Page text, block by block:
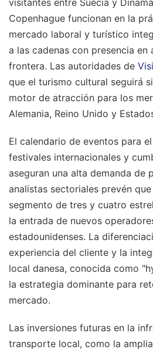
visitantes entre Suecia y
Copenhague funcionan en la
mercado laboral y turístico
a las cadenas con presencia en
frontera. Las autoridades de
que el turismo cultural seguirá
motor de atracción para los
Alemania, Reino Unido y
El calendario de eventos para
festivales internacionales y
aseguran una alta demanda de
analistas sectoriales prevén
segmento de tres y cuatro
la entrada de nuevos
estadounidenses. La
experiencia del cliente y la
local danesa, conocida como
la estrategia dominante para
mercado.
Las inversiones futuras en la
transporte local, como la